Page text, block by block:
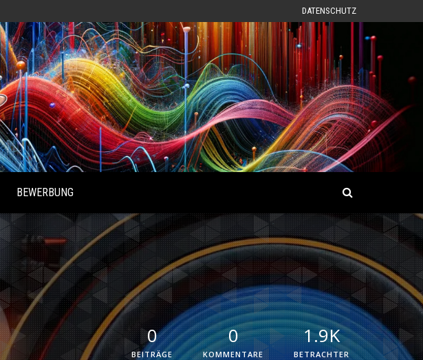
DATENSCHUTZ
BEWERBUNG
0
BEITRÄGE
0
KOMMENTARE
1.9K
BETRACHTER